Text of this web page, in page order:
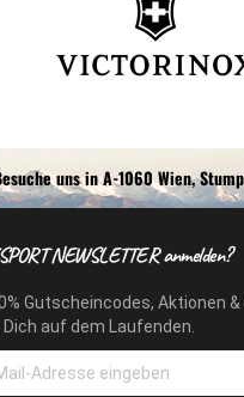
uns in A-1060 Wien,
NEWSLETTER anmelden?
Gutscheincodes, Aktionen &
auf dem Laufenden.